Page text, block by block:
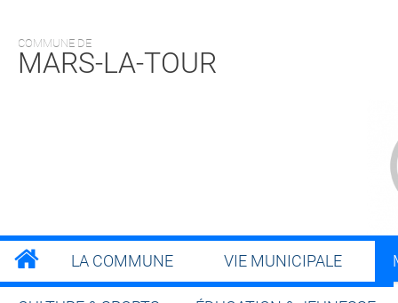
COMMUNE DE
MARS-LA-TOUR
LA COMMUNE VIE MUNICIPALE